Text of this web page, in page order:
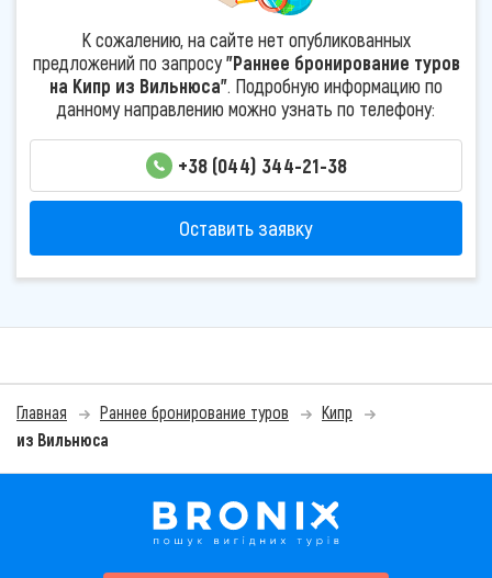
К сожалению, на сайте нет опубликованных
предложений по запросу"Раннее бронирование туров
на Кипр из Вильнюса". Подробную информацию по
данному направлению можно узнать по телефону:
+38 (044) 344-21-38
Оставить заявку
Главная Раннее бронирование туров
Кипр
из Вильнюса